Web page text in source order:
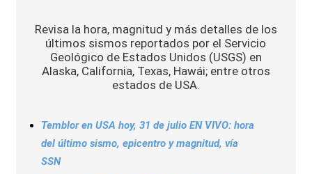
Revisa la hora, magnitud y más detalles de los
últimos sismos reportados por el Servicio
Geológico de Estados Unidos (USGS) en
Alaska, California, Texas, Hawái; entre otros
estados de USA.
Temblor en USA hoy, 31 de julio EN VIVO: hora
del último sismo, epicentro y magnitud, vía
SSN